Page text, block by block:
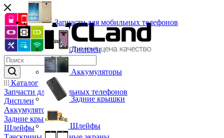
Каталог
Запчасти для мобильных телефонов
Дисплеи
Аккумуляторы
Задние крышки
Шлейфы
Запчасти для мобильных телефонов
Дисплеи
Аккумуляторы
Задние крышки
Шлейфы